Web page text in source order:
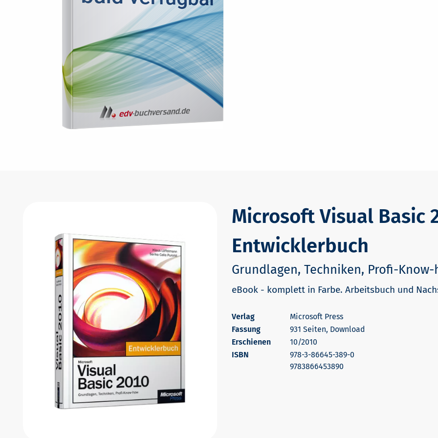
Microsoft Visual Basic
Entwicklerbuch
Grundlagen, Techniken, Profi-Know-
eBook - komplett in Farbe. Arbeitsbuch und
Microsoft Press
931 Seiten, Download
Erschienen
10/2010
978-3-86645-389-0
9783866453890